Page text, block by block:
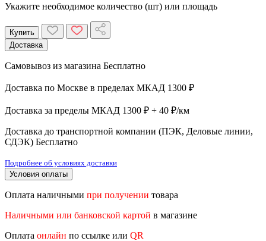
Укажите необходимое количество (шт) или площадь
Купить
Доставка
Самовывоз из магазина Бесплатно
Доставка по Москве в пределах МКАД 1300 ₽
Доставка за пределы МКАД 1300 ₽ + 40 ₽/км
Доставка до транспортной компании (ПЭК, Деловые линии,
СДЭК) Бесплатно
Подробнее об условиях доставки
Условия оплаты
Оплата наличными при получении товара
Наличными или банковской картой в магазине
Оплата онлайн по ссылке или QR